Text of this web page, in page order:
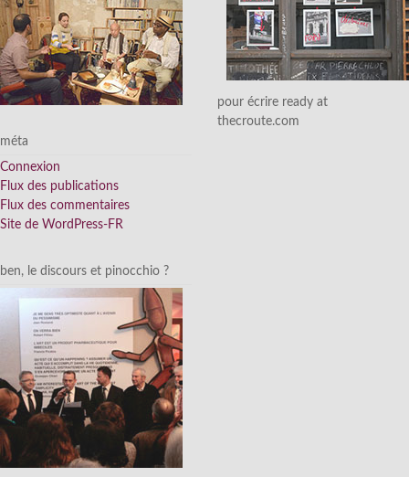
méta
Connexion
Flux des publications
Flux des commentaires
Site de WordPress-FR
ben, le discours et pinocchio ?
pour écrire ready at
thecroute.com